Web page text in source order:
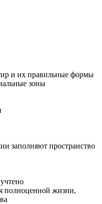
и их правильные формы
зоны
заполняют пространство
полноценной жизни,